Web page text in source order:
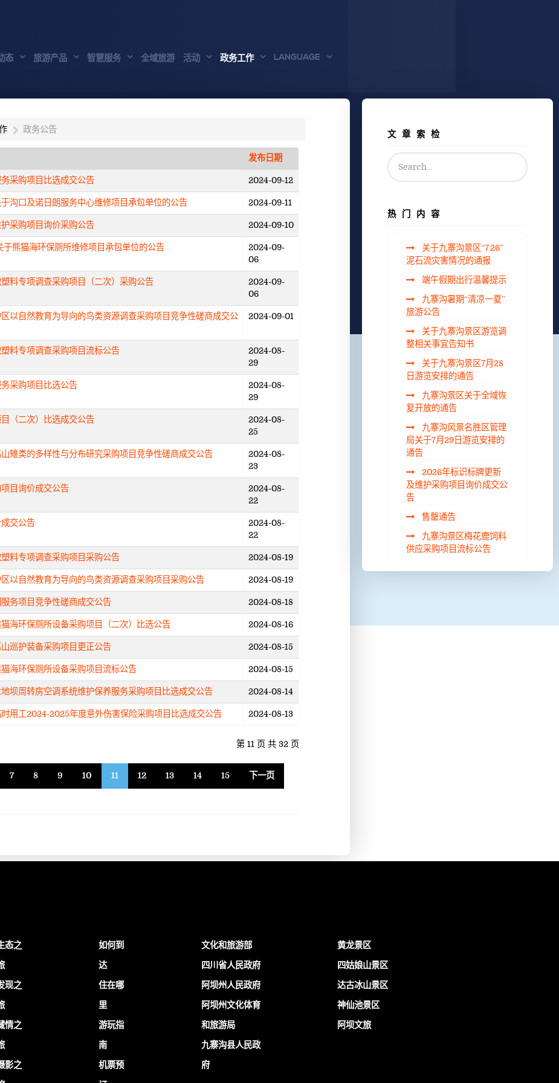
态 旅游产品 智慧服务 全域旅游 活动 政务工作 LANGUAGE
政务公告
发布日期
采购项目比选成交公告 2024-09-12
沟口及诺日朗服务中心维修项目承包单位的公告 2024-09-11
采购项目询价采购公告 2024-09-10
熊猫海环保厕所维修项目承包单位的公告
2024-09-
06
料专项调查采购项目（二次）采购公告
2024-09-
06
以自然教育为导向的鸟类资源调查采购项目竞争性磋商成交公
2024-09-01
料专项调查采购项目流标公告
2024-08-
29
采购项目比选公告
2024-08-
29
（二次）比选成交公告
2024-08-
25
雉类的多样性与分布研究采购项目竞争性磋商成交公告
2024-08-
23
目询价成交公告
2024-08-
22
交公告
2024-08-
22
料专项调查采购项目采购公告 2024-08-19
以自然教育为导向的鸟类资源调查采购项目采购公告 2024-08-19
务项目竞争性磋商成交公告 2024-08-18
海环保厕所设备采购项目（二次）比选公告 2024-08-16
巡护装备采购项目更正公告 2024-08-15
海环保厕所设备采购项目流标公告 2024-08-15
坝周转房空调系统维护保养服务采购项目比选成交公告 2024-08-14
用工2024-2025年度意外伤害保险采购项目比选成交公告 2024-08-13
第 11 页 共 32 页
7 8 9 10 11 12 13 14 15 下一页
文章索检
热门内容
关于九寨沟景区“7.26”
泥石流灾害情况的通报
端午假期出行温馨提示
九寨沟暑期“清凉一夏”
旅游公告
关于九寨沟景区游览调
整相关事宜告知书
关于九寨沟景区7月28
日游览安排的通告
九寨沟景区关于全域恢
复开放的通告
九寨沟风景名胜区管理
局关于7月29日游览安排的
通告
2026年标识标牌更新
及维护采购项目询价成交公
告
售罄通告
九寨沟景区梅花鹿饲料
供应采购项目流标公告
态之
现之
情之
影之
如何到
达
住在哪
里
游玩指
南
机票预
文化和旅游部
四川省人民政府
阿坝州人民政府
阿坝州文化体育
和旅游局
九寨沟县人民政
府
黄龙景区
四姑娘山景区
达古冰山景区
神仙池景区
阿坝文旅